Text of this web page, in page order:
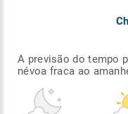
A previsão do tempo
névoa fraca ao